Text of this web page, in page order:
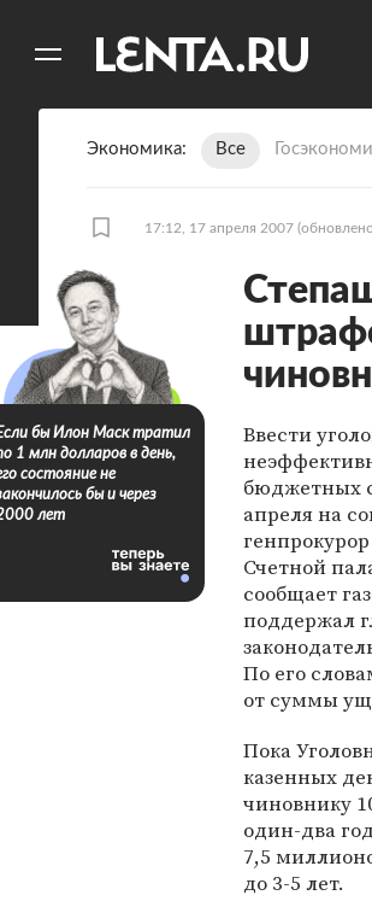
Экономика Все
17:12, 17 апреля 2007
Ввести
бюджетных
апреля на
генпрокурор
Счетной
сообщает
поддержал
По его
от суммы
Пока
казенных
чиновнику
один-два
7,5
до 3-5 лет.
бы Илон Маск тратил
1 млн долларов в день,
состояние не
бы и через
лет